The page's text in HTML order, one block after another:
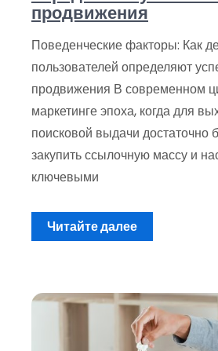
продвижения
Поведенческие факторы: Как
пользователей определяют
продвижения В современном
маркетинге эпоха, когда для
поисковой выдачи достаточно
закупить ссылочную массу и
ключевыми
Читайте далее